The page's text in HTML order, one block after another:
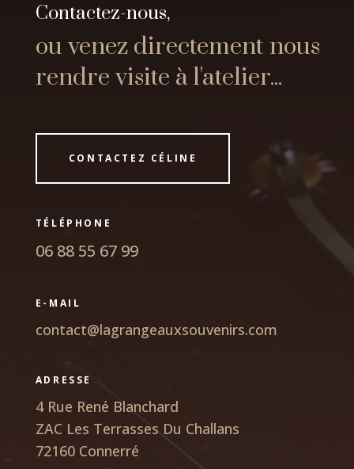
Contactez-nous,
ou venez directement nous
rendre visite à l'atelier...
CONTACTEZ CÉLINE
TÉLÉPHONE
06 88 55 67 99
E-MAIL
contact@lagrangeauxsouvenirs.com
ADRESSE
4 Rue René Blanchard
ZAC Les Terrasses Du Challans
72160 Connerré